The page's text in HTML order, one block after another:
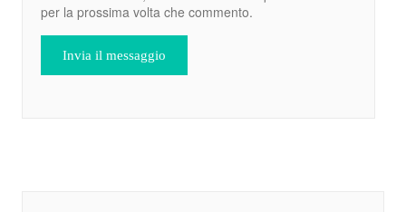
per la prossima volta che commento.